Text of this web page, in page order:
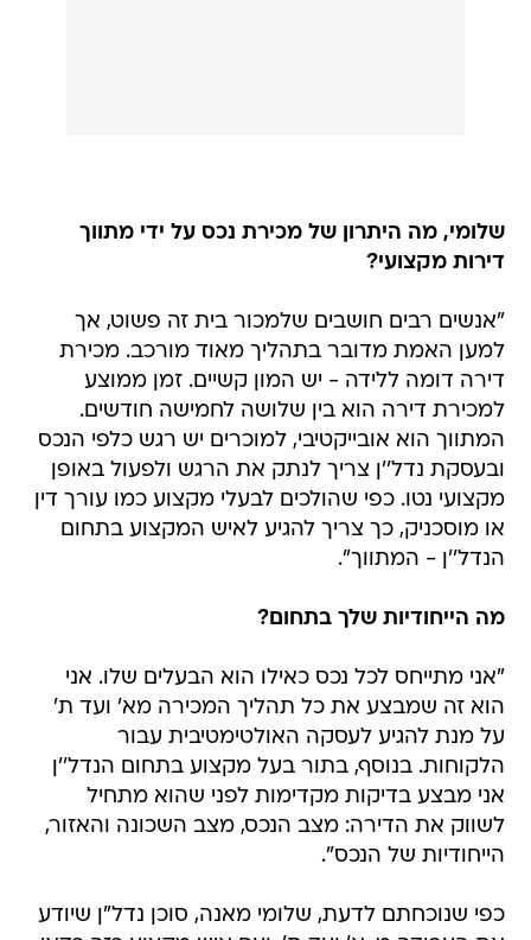
שלומי, מה היתרון של מכירת נכס על ידי מתווך
דירות מקצועי?
"אנשים רבים חושבים שלמכור בית זה פשוט, אך
למען האמת מדובר בתהליך מאוד מורכב. מכירת
דירה דומה ללידה - יש המון קשיים. זמן ממוצע
למכירת דירה הוא בין שלושה לחמישה חודשים.
המתווך הוא אובייקטיבי, למוכרים יש רגש כלפי הנכס
ובעסקת נדל''ן צריך לנתק את הרגש ולפעול באופן
מקצועי נטו. כפי שהולכים לבעלי מקצוע כמו עורך דין
או מוסכניק, כך צריך להגיע לאיש המקצוע בתחום
הנדל''ן - המתווך".
מה הייחודיות שלך בתחום?
"אני מתייחס לכל נכס כאילו הוא הבעלים שלו. אני
הוא זה שמבצע את כל תהליך המכירה מא' ועד ת'
על מנת להגיע לעסקה האולטימטיבית עבור
הלקוחות. בנוסף, בתור בעל מקצוע בתחום הנדל''ן
אני מבצע בדיקות מקדימות לפני שהוא מתחיל
לשווק את הדירה: מצב הנכס, מצב השכונה והאזור,
הייחודיות של הנכס".
כפי שנוכחתם לדעת, שלומי מאנה, סוכן נדל"ן שיודע